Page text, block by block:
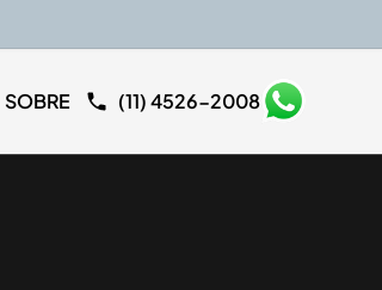
SOBRE (11) 4526-2008